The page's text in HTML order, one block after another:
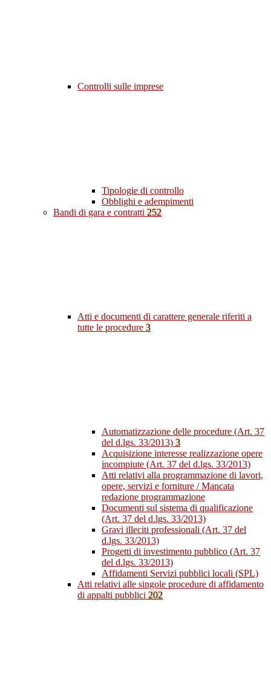
Controlli sulle imprese
Tipologie di controllo
Obblighi e adempimenti
Bandi di gara e contratti 252
Atti e documenti di carattere generale riferiti a
tutte le procedure 3
Automatizzazione delle procedure (Art. 37
del d.lgs. 33/2013) 3
Acquisizione interesse realizzazione opere
incompiute (Art. 37 del d.lgs. 33/2013)
Atti relativi alla programmazione di lavori,
opere, servizi e forniture / Mancata
redazione programmazione
Documenti sul sistema di qualificazione
(Art. 37 del d.lgs. 33/2013)
Gravi illeciti professionali (Art. 37 del
d.lgs. 33/2013)
Progetti di investimento pubblico (Art. 37
del d.lgs. 33/2013)
Affidamenti Servizi pubblici locali (SPL)
Atti relativi alle singole procedure di affidamento
di appalti pubblici 202